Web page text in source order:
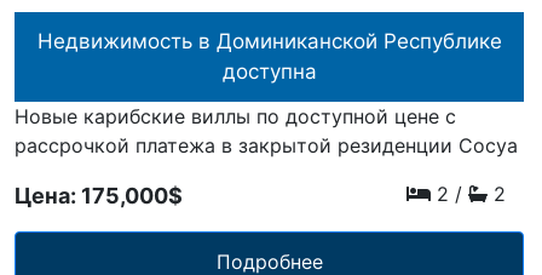
Недвижимость в Доминиканской Республике
доступна
Новые карибские виллы по доступной цене с
рассрочкой платежа в закрытой резиденции Сосуа
2 / 2
Цена: 175,000$
Подробнее